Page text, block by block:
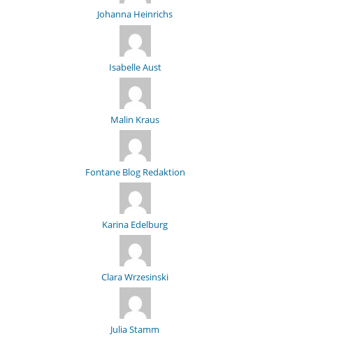
Johanna Heinrichs
Isabelle Aust
Malin Kraus
Fontane Blog Redaktion
Karina Edelburg
Clara Wrzesinski
Julia Stamm